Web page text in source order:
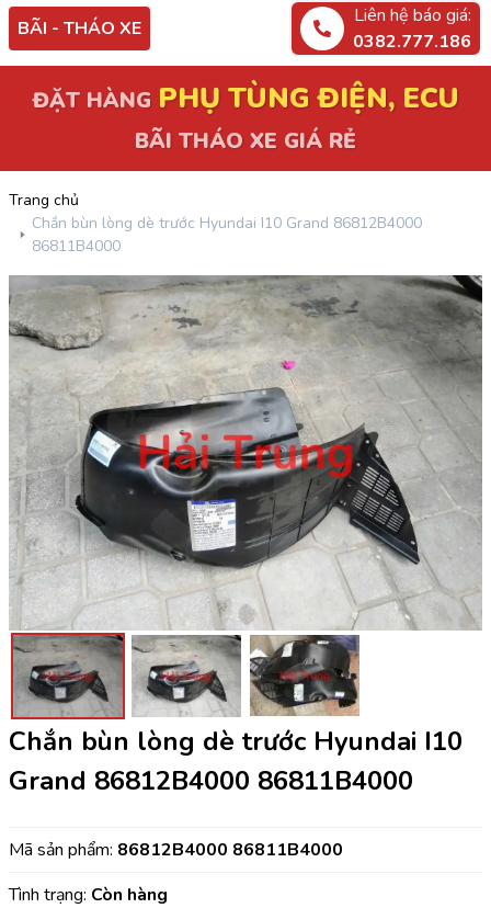
BÃI - THÁO XE
Liên hệ báo giá:
0382.777.186
ĐẶT HÀNGPHỤ TÙNG ĐIỆN, ECU
BÃI THÁO XE GIÁ RẺ
Trang chủ
Chắn bùn lòng dè trước Hyundai I10 Grand 86812B4000
86811B4000
Chắn bùn lòng dè trước Hyundai I10
Grand 86812B4000 86811B4000
Mã sản phẩm: 86812B4000 86811B4000
Tình trạng: Còn hàng